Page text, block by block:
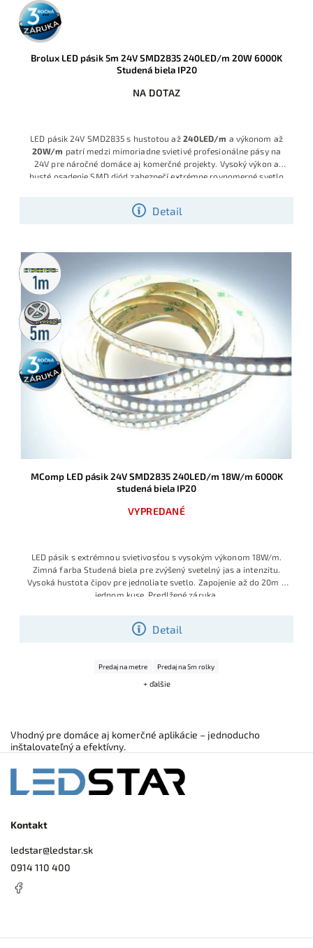
3 roky
záruka
Brolux LED pásik 5m 24V SMD2835 240LED/m 20W 6000K
Studená biela IP20
NA DOTAZ
Detail
LED pásik 24V SMD2835 s hustotou až 240LED/m a výkonom až
20W/m patrí medzi mimoriadne svietivé profesionálne pásy na
24V pre náročné domáce aj komerčné projekty. Vysoký výkon a
husté osadenie SMD diód zabezpečí extrémne rovnomerné svetlo
pracovných plôch, kuchynských liniek, vitrín či dizajnových línií.
Robustný PCB podklad s veľkým množstvom medi zlepšuje
umožní presne prispôsobiť dĺžku pásika konkrétnemu projektu bez
plytvania materiálom. Jasná Studená biela farba pre zvýraznenie
priestoru si nájde uplatnenie všade kde sa očakáva silné svetlo s
vysokou intenzitou.
Metrážny
predaj
5m
rolka
3 roky
záruka
MComp LED pásik 24V SMD2835 240LED/m 18W/m 6000K
studená biela IP20
VYPREDANÉ
Detail
LED pásik s extrémnou svietivosťou s vysokým výkonom 18W/m.
Zimná farba Studená biela pre zvýšený svetelný jas a intenzitu.
Vysoká hustota čipov pre jednoliate svetlo. Zapojenie až do 20m v
jednom kuse. Predlžené záruka.
Predaj na metre Predaj na 5m rolky
+ ďalšie
Vhodný pre domáce aj komerčné aplikácie – jednoducho
inštalovateľný a efektívny.
Kontakt
ledstar@ledstar.sk
0914 110 400